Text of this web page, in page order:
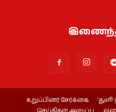
உறுப்பினர் சேர்க்கை